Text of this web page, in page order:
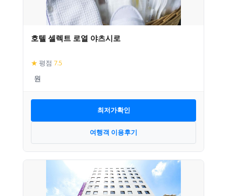
호텔 셀렉트 로열 야츠시로
★ 평점 7.5
최저가확인
여행객 이용후기